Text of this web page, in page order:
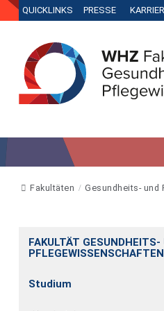
QUICKLINKS PRESSE
Fakultäten Gesundheits- und
FAKULTÄT GESUNDHEITS-
PFLEGEWISSENSCHAFTEN
Studium